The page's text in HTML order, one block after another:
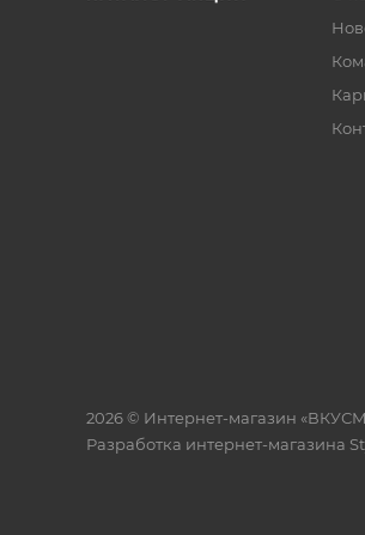
2026 © Интернет-магазин
Разработка интернет-магазина